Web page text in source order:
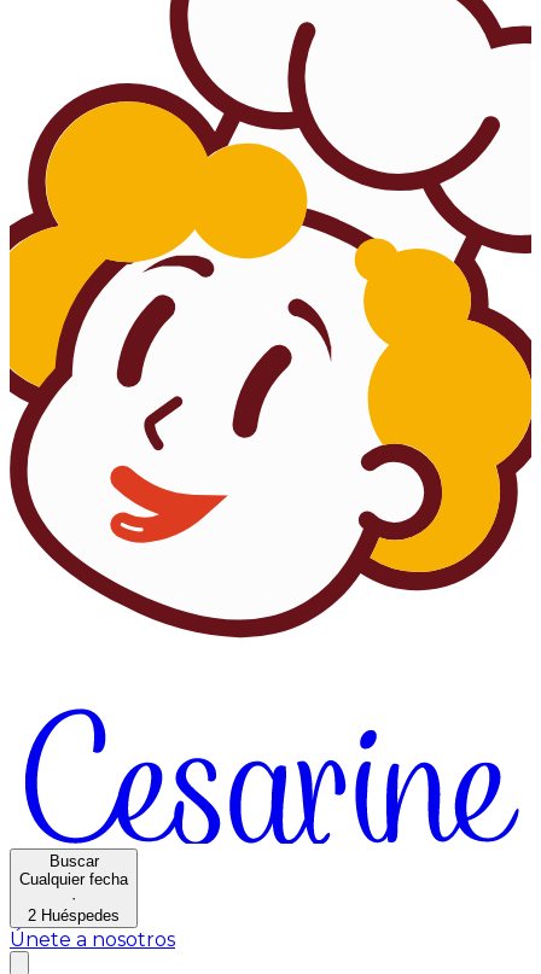
Buscar
Cualquier fecha
·
2 Huéspedes
Únete a nosotros